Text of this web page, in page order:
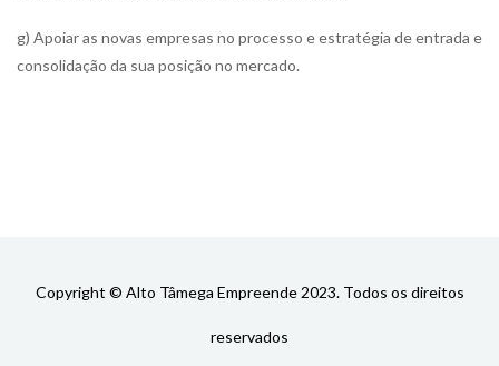
g) Apoiar as novas empresas no processo e estratégia de entrada e
consolidação da sua posição no mercado.
Copyright © Alto Tâmega Empreende 2023. Todos os direitos
reservados